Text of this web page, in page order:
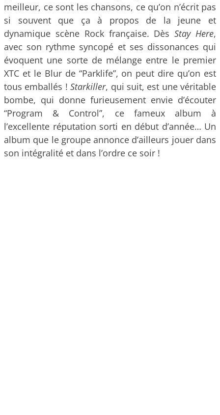
meilleur, ce sont les chansons, ce qu’on n’écrit pas
si souvent que ça à propos de la jeune et
dynamique scène Rock française. DèsStay Here,
avec son rythme syncopé et ses dissonances qui
évoquent une sorte de mélange entre le premier
XTC et le Blur de “Parklife”, on peut dire qu’on est
tous emballés !Starkiller, qui suit, est une véritable
bombe, qui donne furieusement envie d’écouter
“Program & Control”, ce fameux album à
l’excellente réputation sorti en début d’année… Un
album que le groupe annonce d’ailleurs jouer dans
son intégralité et dans l’ordre ce soir !